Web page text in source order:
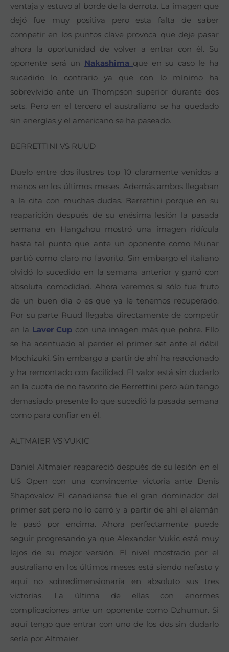
ventaja y estuvo al borde de la derrota. La imagen que
dejó fue muy positiva pero esta falta de saber
competir en los puntos clave provoca que deje pasar
ahora la oportunidad de volver a entrar con él. Su
oponente será un Nakashima que en su caso le ha
sucedido lo contrario ya que con lo mínimo ha
sobrevivido ante un Thompson superior durante dos
sets. Pero en el tercero el australiano se ha quedado
sin energías y el americano se ha paseado.
BERRETTINI VS RUUD
Duelo entre dos ilustres top 10 claramente venidos a
menos en los últimos meses. Además ambos llegaban
a la cita con muchas dudas. Berrettini porque en su
reaparición después de su enésima lesión la pasada
semana en Hangzhou mostró una imagen ridícula
hasta tal punto que ante un oponente como Munar
partió como claro no favorito. Sin embargo el italiano
olvidó lo sucedido en la semana anterior y ganó con
absoluta comodidad. Ahora veremos si sólo fue fruto
de un buen día o es que ya le tenemos recuperado.
Por su parte Ruud llegaba directamente de competir
en la Laver Cup con una imagen más que pobre. Ello
se ha acentuado al perder el primer set ante el débil
Mochizuki. Sin embargo a partir de ahí ha reaccionado
y ha remontado con facilidad. El valor está sin dudarlo
en la cuota de no favorito de Berrettini pero aún tengo
demasiado presente lo que sucedió la pasada semana
como para confiar en él.
ALTMAIER VS VUKIC
Daniel Altmaier reapareció después de su lesión en el
US Open con una convincente victoria ante Denis
Shapovalov. El canadiense fue el gran dominador del
primer set pero no lo cerró y a partir de ahí el alemán
le pasó por encima. Ahora perfectamente puede
seguir progresando ya que Alexander Vukic está muy
lejos de su mejor versión. El nivel mostrado por el
australiano en los últimos meses está siendo nefasto y
aquí no sobredimensionaría en absoluto sus tres
victorias. La última de ellas con enormes
complicaciones ante un oponente como Dzhumur. Si
aquí tengo que entrar con uno de los dos sin dudarlo
sería por Altmaier.